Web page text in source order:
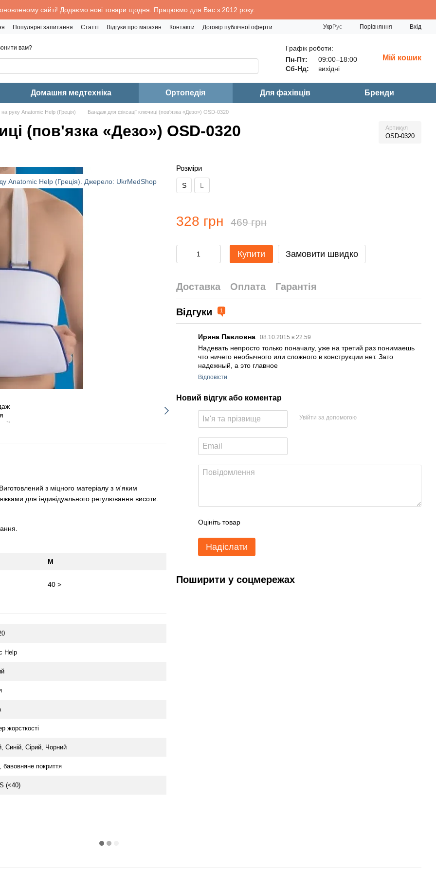
сайті! Додаємо нові товари щодня. Працюємо для Вас з 2012 року.
Популярні запитання Статті Відгуки про магазин Контакти Договір публічної оферти УкрРус Порівняння Вхід
вам?
Графік роботи:
Пн-Пт:
09:00–18:00
Сб-Нд:
вихідні
Мій кошик
Домашня медтехніка Ортопедія Для фахівців Бренди
на руку Anatomic Help (Греція) Бандаж для фіксації ключиці (пов'язка «Дезо») OSD-0320
(пов'язка «Дезо») OSD-0320 Артикул
OSD-0320
з міцного матеріалу з м'яким
для індивідуального регулювання висоти.
M
40 >
Help
жорсткості
Синій, Сірий, Чорний
бавовняне покриття
(<40)
Розміри
S L
328 грн 469 грн
Купити Замовити швидко
Доставка Оплата Гарантія
Відгуки 1
Ирина Павловна 08.10.2015 в 22:59
Надевать непросто только поначалу, уже на третий раз понимаешь
что ничего необычного или сложного в конструкции нет. Зато
надежный, а это главное
Відповісти
Новий відгук або коментар
Увійти за допомогою
Оцініть товар
Надіслати
Поширити у соцмережах